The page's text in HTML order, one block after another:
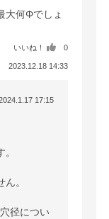
大何Φでしょ
いいね！ 0
2023.12.18 14:33
17:15
。
径につい